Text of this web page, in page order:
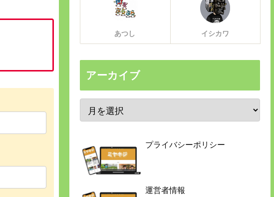
あつし イシカワ
アーカイブ
プライバシーポリシー
運営者情報